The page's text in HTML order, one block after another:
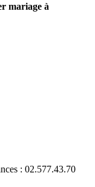
mariage à
: 02.577.43.70